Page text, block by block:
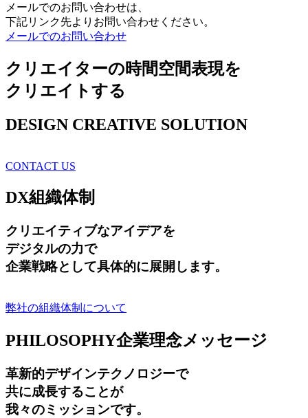
メールでのお問い合わせは、
下記リンク先よりお問い合わせください。
メールでのお問い合わせ
クリエイターの時間空間表現を
クリエイトする
DESIGN CREATIVE SOLUTION
CONTACT US
DX組織体制
クリエイティブなアイデアを
デジタルの力で
企業戦略として具体的に展開します。
弊社の組織体制について
PHILOSOPHY企業理念メッセージ
革新的デザインテクノロジーで
共に成長することが
我々のミッションです。